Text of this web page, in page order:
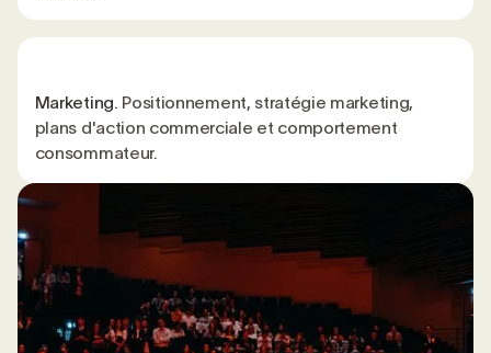
Marketing. Positionnement, stratégie marketing,
plans d'action commerciale et comportement
consommateur.